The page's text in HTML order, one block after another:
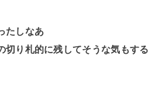
たしなあ
切り札的に残してそうな気もする